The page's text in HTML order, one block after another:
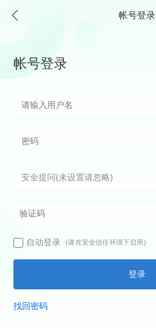
帐号登录
帐号登录
自动登录 (请在安全信任环境下启用)
登录
找回密码